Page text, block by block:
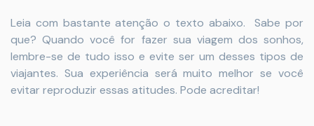
Leia com bastante atenção o texto abaixo. Sabe por
que? Quando você for fazer sua viagem dos sonhos,
lembre-se de tudo isso e evite ser um desses tipos de
viajantes. Sua experiência será muito melhor se você
evitar reproduzir essas atitudes. Pode acreditar!